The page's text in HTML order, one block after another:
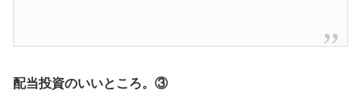
配当投資のいいところ。③